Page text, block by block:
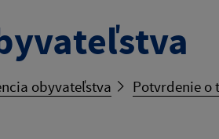
obyvateľstva Potvrdenie